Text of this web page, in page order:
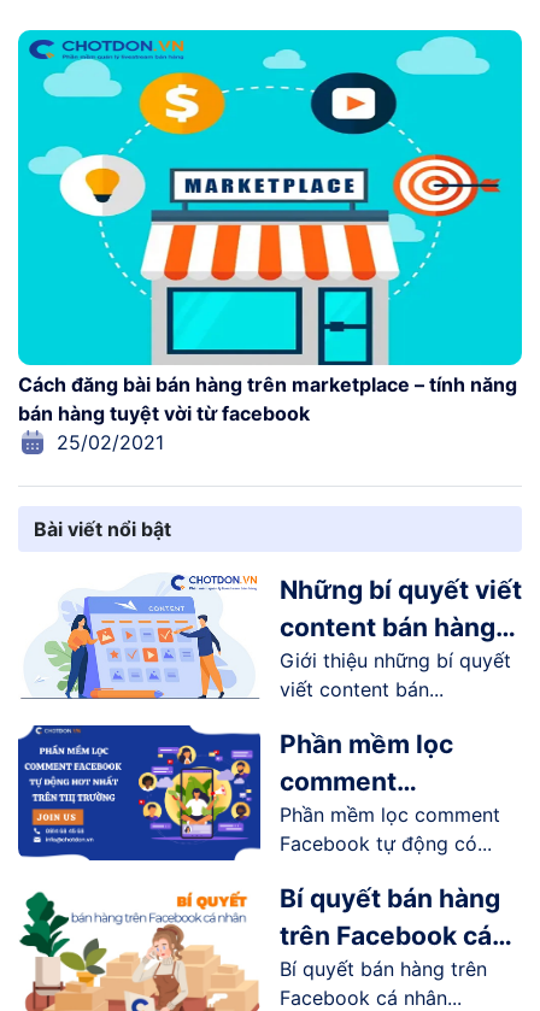
Cách đăng bài bán hàng trên marketplace – tính năng
bán hàng tuyệt vời từ facebook
25/02/2021
Bài viết nổi bật
Những bí quyết viết
content bán hàng
online trên
Facebook
Giới thiệu những bí quyết
viết content bán...
Phần mềm lọc
comment
Facebook tự động
hot nhất trên thị
trường
Phần mềm lọc comment
Facebook tự động có...
Bí quyết bán hàng
trên Facebook cá
nhân hiệu quả
Bí quyết bán hàng trên
Facebook cá nhân...